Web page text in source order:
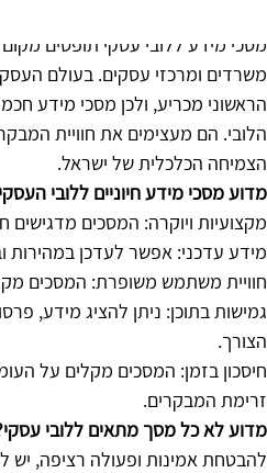
מסכי מידע ללובי עסקי: פתרונות
מסכי מידע ללובי עסקי תופסים מקום
משרדים ומרכזי עסקים. בעולם
הראשוני מכריע, ולכן מסכי מידע
הלובי. הם מעצימים את חוויית
הצמיחה הכלכלית של ישראל.
מדוע מסכי מידע חיוניים ללובי
מקצועיות ויוקרה: המסכים
מידע עדכני: אפשר לעדכן במהירות
חוויית משתמש משופרת: המסכים
גמישות בתוכן: ניתן להציג מידע,
הצורך.
חיסכון בזמן: המסכים מקלים על
זרימת המבקרים.
מדוע לא כל מסך מתאים ללובי
להבטחת אמינות ופעולה רציפה,